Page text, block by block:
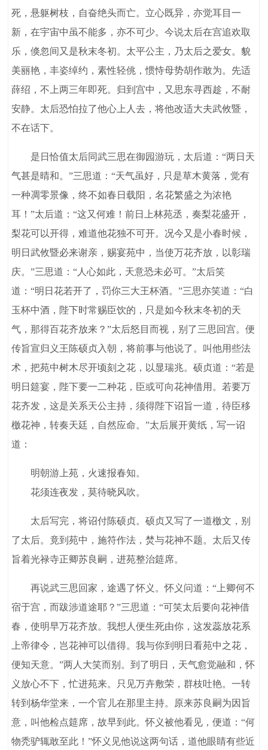
死，悬躯树枝，自奋绝头而亡。立心既异，亦觉耳目一
新，在宇宙中虽不能多，亦不可少。今说太后在宫追欢取
乐，倏忽间又是秋末冬初。太平公主，乃太后之爱女。貌
美丽艳，丰姿绰约，素性轻佻，惯恃母势胡作敢为。先适
薛绍，不上两三年即死。归到宫中，又思东寻西趁，不耐
安静。太后恐怕拉了他心上人去，将他改适大夫武攸暨，
不在话下。
是日恰值太后同武三思在御园游玩，太后道：“两日天
气甚是晴和。”三思道：“天气虽好，只是草木黄落，觉有
一种凋零景像，终不如春日载阳，名花繁盛之为浓艳
耳！”太后道：“这又何难！前日上林苑丞，奏梨花盛开，
梨花可以开得，难道他花独不可开。况今又是小春时候，
明日武攸暨必来谢亲，赐宴苑中，当使万花齐放，以彰瑞
庆。”三思道：“人心如此，天意恐未必可。”太后笑
道：“明日花若开了，罚你三大王杯酒。”三思亦笑道：“白
玉杯中酒，陛下时常赐臣饮的，只是如今秋末冬初的天
气，那得百花齐放来？”太后怒目而视，别了三思回宫。便
传旨宣归义王陈硕贞入朝，将前事与他说了。叫他用些法
术，把苑中树木尽开顷刻之花，以显瑞兆。硕贞道：“若是
明日筵宴，陛下要一二种花，臣或可向花神借用。若要万
花齐发，这是关系天公主持，须得陛下诏旨一道，待臣移
檄花神，转奏天廷，自然应命。”太后展开黄纸，写一诏
道：
明朝游上苑，火速报春知。
花须连夜发，莫待晓风吹。
太后写完，将诏付陈硕贞。硕贞又写了一道檄文，别
了太后。竟到苑中，施符作法，焚与花神不题。太后又传
旨着光禄寺正卿苏良嗣，进苑整治筵席。
再说武三思回家，途遇了怀义。怀义问道：“上卿何不
宿于宫，而跋涉道途耶？”三思道：“可笑太后要向花神借
春，使明早万花齐放。我想人便生死由你，这发蕊放花系
上帝律令，岂花神可以借得。我与你到明日看苑中之花，
便知天意。”两人大笑而别。到了明日，天气愈觉融和，怀
义放心不下，忙进苑来。只见万卉敷荣，群枝吐艳。一转
转到杨华堂来，一个官儿在那里主持。原来苏良嗣为因旨
意，叫他检点筵席，故早到此。怀义被他看见，便道：“何
物秃驴辄敢至此！”怀义见他说这两句话，道他眼睛有些近